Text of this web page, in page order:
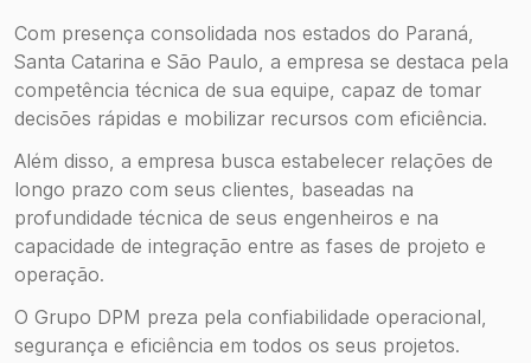
Com presença consolidada nos estados do Paraná,
Santa Catarina e São Paulo, a empresa se destaca pela
competência técnica de sua equipe, capaz de tomar
decisões rápidas e mobilizar recursos com eficiência.
Além disso, a empresa busca estabelecer relações de
longo prazo com seus clientes, baseadas na
profundidade técnica de seus engenheiros e na
capacidade de integração entre as fases de projeto e
operação.
O Grupo DPM preza pela confiabilidade operacional,
segurança e eficiência em todos os seus projetos.